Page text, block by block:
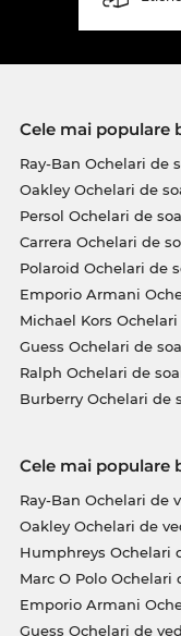
Cele mai populare
Ray-Ban Ochelari de
Oakley Ochelari de
Persol Ochelari de
Carrera Ochelari de
Polaroid Ochelari de
Emporio Armani
Michael Kors
Guess Ochelari de
Ralph Ochelari de
Burberry Ochelari de
Cele mai populare
Ray-Ban Ochelari de
Oakley Ochelari de
Humphreys Ochelari
Marc O Polo Ochelari
Emporio Armani
Guess Ochelari de